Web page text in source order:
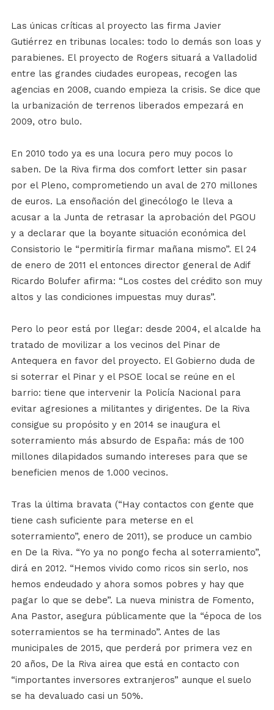
Las únicas críticas al proyecto las firma Javier
Gutiérrez en tribunas locales: todo lo demás son loas y
parabienes. El proyecto de Rogers situará a Valladolid
entre las grandes ciudades europeas, recogen las
agencias en 2008, cuando empieza la crisis. Se dice que
la urbanización de terrenos liberados empezará en
2009, otro bulo.
En 2010 todo ya es una locura pero muy pocos lo
saben. De la Riva firma dos comfort letter sin pasar
por el Pleno, comprometiendo un aval de 270 millones
de euros. La ensoñación del ginecólogo le lleva a
acusar a la Junta de retrasar la aprobación del PGOU
y a declarar que la boyante situación económica del
Consistorio le “permitiría firmar mañana mismo”. El 24
de enero de 2011 el entonces director general de Adif
Ricardo Bolufer afirma: “Los costes del crédito son muy
altos y las condiciones impuestas muy duras”.
Pero lo peor está por llegar: desde 2004, el alcalde ha
tratado de movilizar a los vecinos del Pinar de
Antequera en favor del proyecto. El Gobierno duda de
si soterrar el Pinar y el PSOE local se reúne en el
barrio: tiene que intervenir la Policía Nacional para
evitar agresiones a militantes y dirigentes. De la Riva
consigue su propósito y en 2014 se inaugura el
soterramiento más absurdo de España: más de 100
millones dilapidados sumando intereses para que se
beneficien menos de 1.000 vecinos.
Tras la última bravata (“Hay contactos con gente que
tiene cash suficiente para meterse en el
soterramiento”, enero de 2011), se produce un cambio
en De la Riva. “Yo ya no pongo fecha al soterramiento”,
dirá en 2012. “Hemos vivido como ricos sin serlo, nos
hemos endeudado y ahora somos pobres y hay que
pagar lo que se debe”. La nueva ministra de Fomento,
Ana Pastor, asegura públicamente que la “época de los
soterramientos se ha terminado”. Antes de las
municipales de 2015, que perderá por primera vez en
20 años, De la Riva airea que está en contacto con
“importantes inversores extranjeros” aunque el suelo
se ha devaluado casi un 50%.